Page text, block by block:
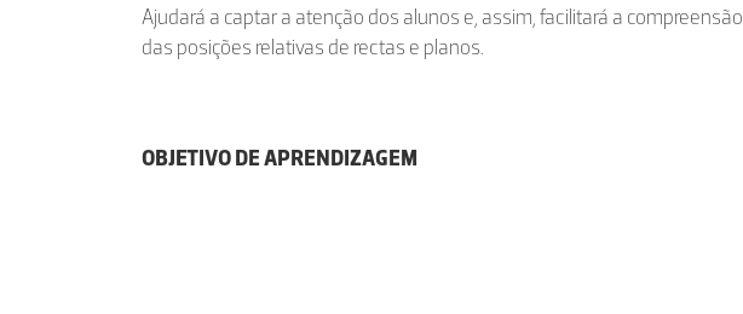
Ajudará a captar a atenção dos alunos e, assim, facilitará a compreensão
das posições relativas de rectas e planos.
OBJETIVO DE APRENDIZAGEM